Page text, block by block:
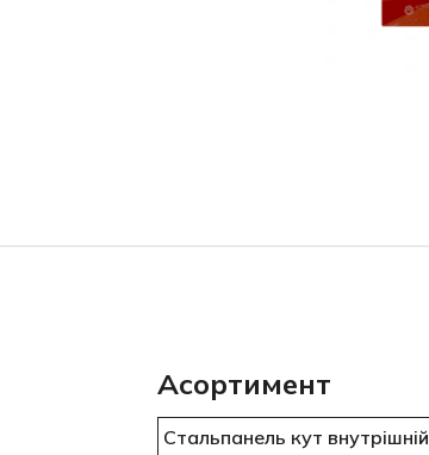
Асортимент
Стальпанель кут внутрішній